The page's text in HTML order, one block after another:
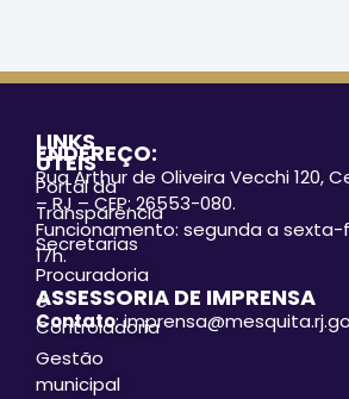
LINKS
ÚTEIS
Portal da
Transparência
Secretarias
Procuradoria
e
Controladoria
Gestão
municipal
ENDEREÇO:
Rua Arthur de Oliveira Vecchi 120,
– RJ – CEP: 26553-080.
Funcionamento: segunda a sexta-
17h.
ASSESSORIA DE IMPRENSA
Contato: